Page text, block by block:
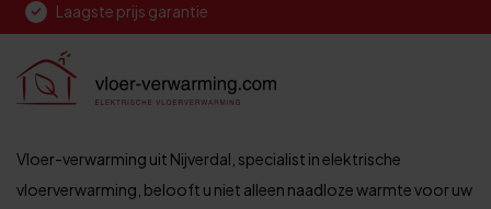
Laagste prijs garantie
Vloer-verwarming uit Nijverdal, specialist in elektrische
vloerverwarming, belooft u niet alleen naadloze warmte voor uw